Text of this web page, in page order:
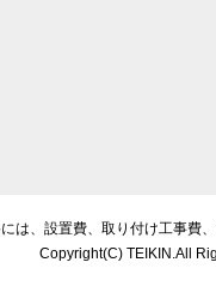
は、設置費、取り付け工事費、
Copyright(C) TEIKIN.All